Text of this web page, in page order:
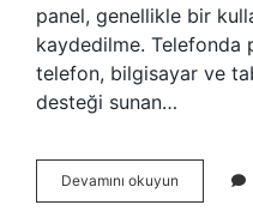
panel, genellikle bir
kaydedilme. Telefonda
telefon, bilgisayar ve
desteği sunan…
Devamını okuyun
Panel